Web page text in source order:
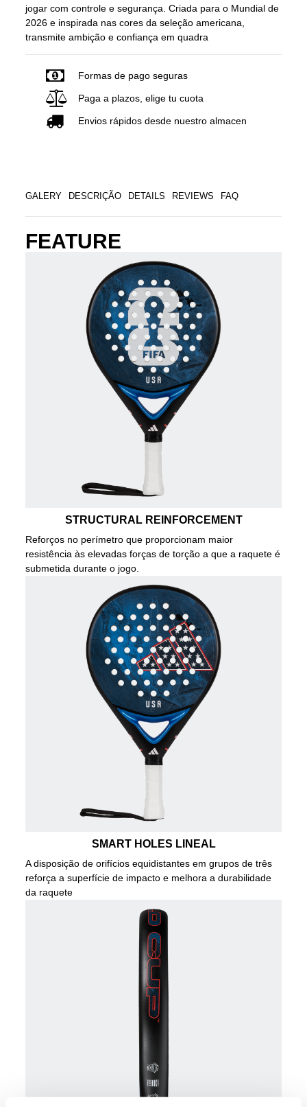
jogar com controle e segurança. Criada para o Mundial de
2026 e inspirada nas cores da seleção americana,
transmite ambição e confiança em quadra
Formas de pago seguras
Paga a plazos, elige tu cuota
Envios rápidos desde nuestro almacen
GALERY DESCRIÇÃO DETAILS REVIEWS FAQ
FEATURE
STRUCTURAL REINFORCEMENT
Reforços no perímetro que proporcionam maior
resistência às elevadas forças de torção a que a raquete é
submetida durante o jogo.
SMART HOLES LINEAL
A disposição de orifícios equidistantes em grupos de três
reforça a superfície de impacto e melhora a durabilidade
da raquete